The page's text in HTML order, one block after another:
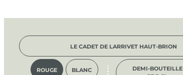
LE CADET DE LARRIVET HAUT-BRION
ROUGE BLANC
DEMI-BOUTEILLE